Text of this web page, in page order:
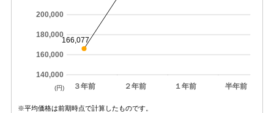
３年前 ２年前 １年前 半年前
140,000
160,000
180,000
200,000
166,077
(円)
※平均価格は前期時点で計算したものです。